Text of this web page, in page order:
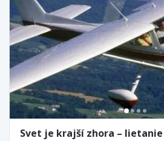
Svet je krajší zhora – lietanie